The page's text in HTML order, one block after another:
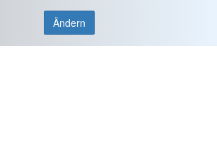
Ändern